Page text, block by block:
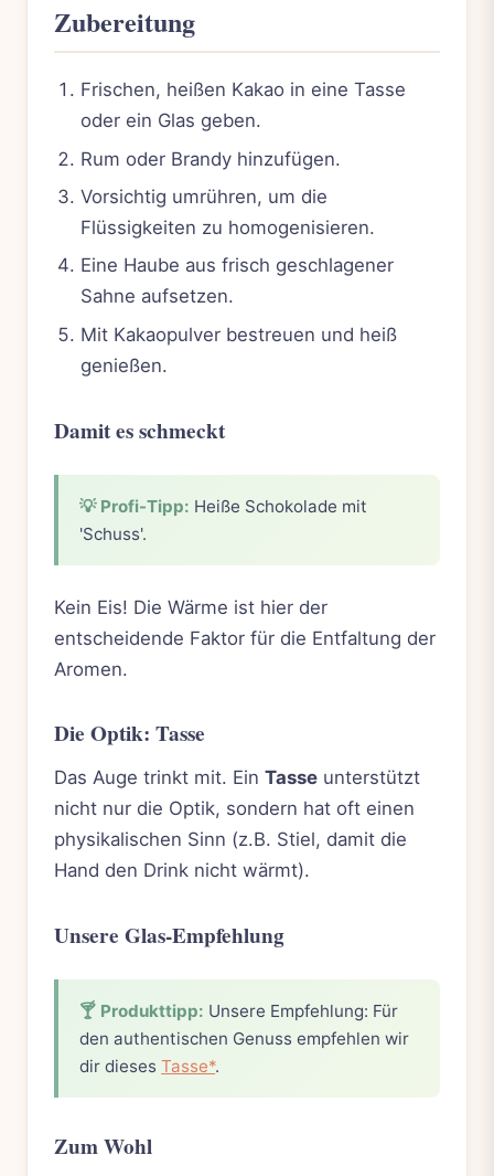
Zubereitung
Frischen, heißen Kakao in eine Tasse
oder ein Glas geben.
Rum oder Brandy hinzufügen.
Vorsichtig umrühren, um die
Flüssigkeiten zu homogenisieren.
Eine Haube aus frisch geschlagener
Sahne aufsetzen.
Mit Kakaopulver bestreuen und heiß
genießen.
Damit es schmeckt
💡 Profi-Tipp: Heiße Schokolade mit
'Schuss'.
Kein Eis! Die Wärme ist hier der
entscheidende Faktor für die Entfaltung der
Aromen.
Die Optik: Tasse
Das Auge trinkt mit. Ein Tasse unterstützt
nicht nur die Optik, sondern hat oft einen
physikalischen Sinn (z.B. Stiel, damit die
Hand den Drink nicht wärmt).
Unsere Glas-Empfehlung
🍸 Produkttipp: Unsere Empfehlung: Für
den authentischen Genuss empfehlen wir
dir diesesTasse*.
Zum Wohl